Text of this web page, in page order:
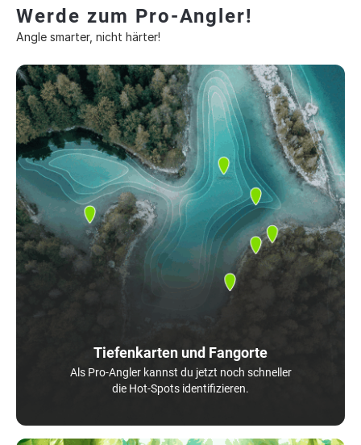
Werde zum Pro-Angler!
Angle smarter, nicht härter!
Tiefenkarten und Fangorte
Als Pro-Angler kannst du jetzt noch schneller
die Hot-Spots identifizieren.